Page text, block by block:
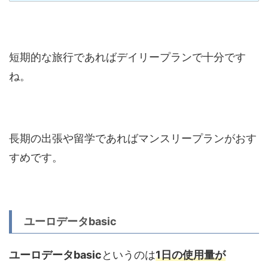
短期的な旅行であればデイリープランで十分です
ね。
長期の出張や留学であればマンスリープランがおす
すめです。
ユーロデータbasic
ユーロデータbasicというのは1日の使用量が